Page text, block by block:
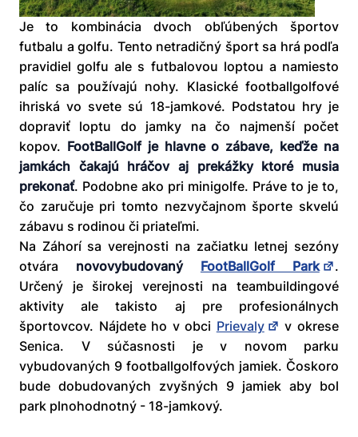
Je to kombinácia dvoch obľúbených športov
futbalu a golfu. Tento netradičný šport sa hrá podľa
pravidiel golfu ale s futbalovou loptou a namiesto
palíc sa používajú nohy. Klasické footballgolfové
ihriská vo svete sú 18-jamkové. Podstatou hry je
dopraviť loptu do jamky na čo najmenší počet
kopov. FootBallGolf je hlavne o zábave, keďže na
jamkách čakajú hráčov aj prekážky ktoré musia
prekonať. Podobne ako pri minigolfe. Práve to je to,
čo zaručuje pri tomto nezvyčajnom športe skvelú
zábavu s rodinou či priateľmi.
Na Záhorí sa verejnosti na začiatku letnej sezóny
otvára novovybudovaný FootBallGolf Park
.
Určený je širokej verejnosti na teambuildingové
aktivity ale takisto aj pre profesionálnych
športovcov. Nájdete ho v obci Prievaly
v okrese
Senica. V súčasnosti je v novom parku
vybudovaných 9 footballgolfových jamiek. Čoskoro
bude dobudovaných zvyšných 9 jamiek aby bol
park plnohodnotný - 18-jamkový.